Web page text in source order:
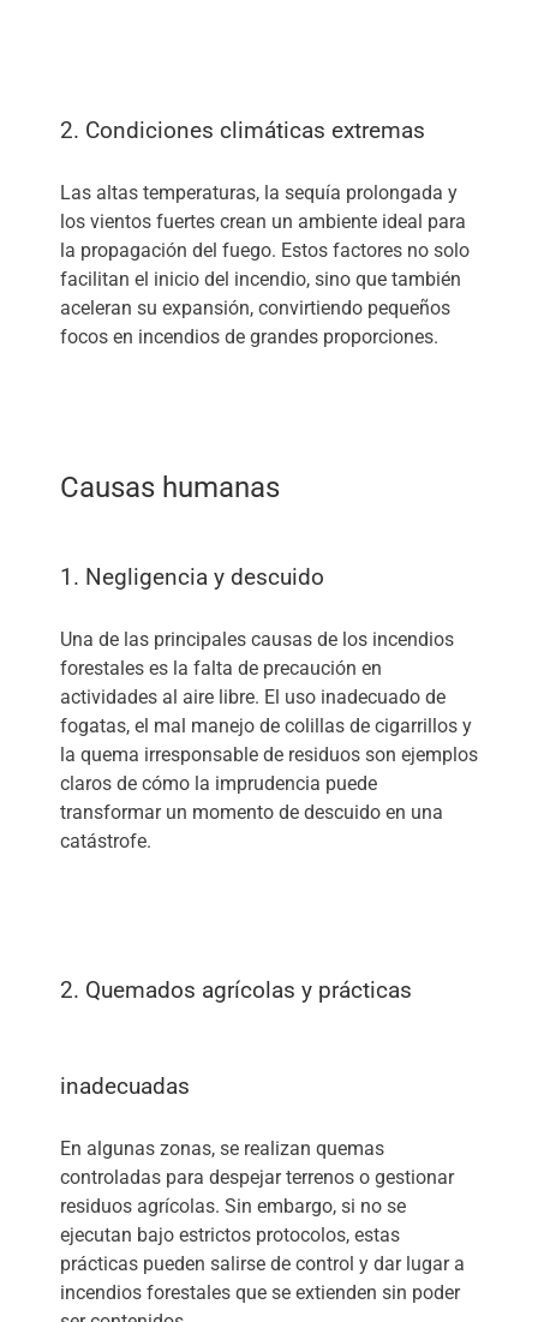
2. Condiciones climáticas extremas
Las altas temperaturas, la sequía prolongada y
los vientos fuertes crean un ambiente ideal para
la propagación del fuego. Estos factores no solo
facilitan el inicio del incendio, sino que también
aceleran su expansión, convirtiendo pequeños
focos en incendios de grandes proporciones.
Causas humanas
1. Negligencia y descuido
Una de las principales causas de los incendios
forestales es la falta de precaución en
actividades al aire libre. El uso inadecuado de
fogatas, el mal manejo de colillas de cigarrillos y
la quema irresponsable de residuos son ejemplos
claros de cómo la imprudencia puede
transformar un momento de descuido en una
catástrofe.
2. Quemados agrícolas y prácticas
inadecuadas
En algunas zonas, se realizan quemas
controladas para despejar terrenos o gestionar
residuos agrícolas. Sin embargo, si no se
ejecutan bajo estrictos protocolos, estas
prácticas pueden salirse de control y dar lugar a
incendios forestales que se extienden sin poder